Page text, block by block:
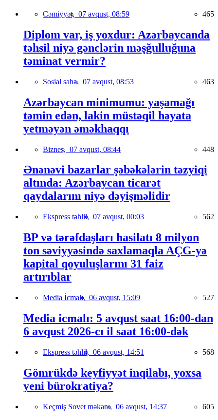
Cəmiyyət, 07 avqust, 08:59 465
Diplom var, iş yoxdur: Azərbaycanda
təhsil niyə gənclərin məşğulluğuna
təminat vermir?
Sosial sahə, 07 avqust, 08:53 463
Azərbaycan minimumu: yaşamağı
təmin edən, lakin müstəqil həyata
yetməyən əməkhaqqı
Biznes, 07 avqust, 08:44 448
Ənənəvi bazarlar şəbəkələrin təzyiqi
altında: Azərbaycan ticarət
qaydalarını niyə dəyişməlidir
Ekspress təhlil, 07 avqust, 00:03 562
BP və tərəfdaşları hasilatı 8 milyon
ton səviyyəsində saxlamaqla AÇG-yə
kapital qoyuluşlarını 31 faiz
artırıblar
Media İcmalı, 06 avqust, 15:09 527
Media icmalı: 5 avqust saat 16:00-dan
6 avqust 2026-cı il saat 16:00-dək
Ekspress təhlil, 06 avqust, 14:51 568
Gömrükdə keyfiyyət inqilabı, yoxsa
yeni bürokratiya?
Keçmiş Sovet məkanı, 06 avqust, 14:37 605